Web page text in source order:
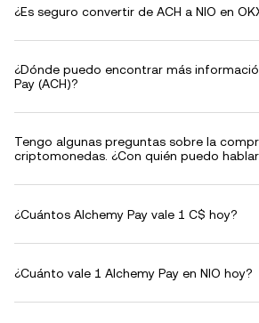
¿Es seguro convertir de ACH a NIO en
¿Dónde puedo encontrar más
Pay (ACH)?
Tengo algunas preguntas sobre la
criptomonedas. ¿Con quién puedo
¿Cuántos Alchemy Pay vale 1 C$ hoy?
¿Cuánto vale 1 Alchemy Pay en NIO hoy?